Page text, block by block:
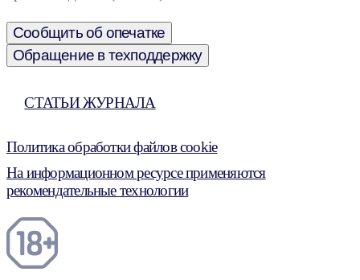
Сообщить об опечатке
Обращение в техподдержку
СТАТЬИ ЖУРНАЛА
Политика обработки файлов cookie
На информационном ресурсе применяются
рекомендательные технологии